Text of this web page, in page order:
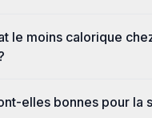
le moins calorique
elles bonnes pour la